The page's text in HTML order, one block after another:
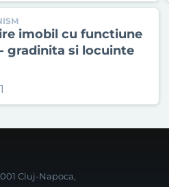
imobil cu functiune
gradinita si locuinte
Cluj-Napoca,